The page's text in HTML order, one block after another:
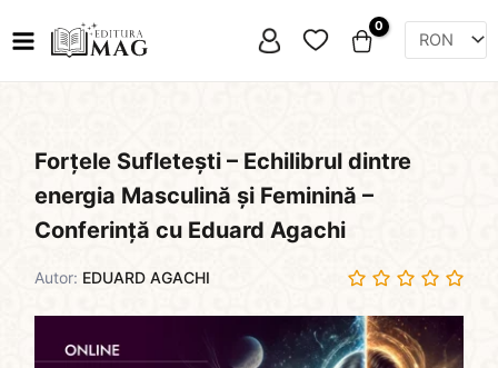
to
Favorite
Forțele Sufletești – Echilibrul dintre
energia Masculină și Feminină –
Conferință cu Eduard Agachi
Autor: EDUARD AGACHI